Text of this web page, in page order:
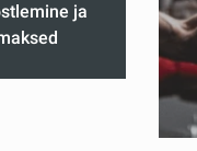
ja